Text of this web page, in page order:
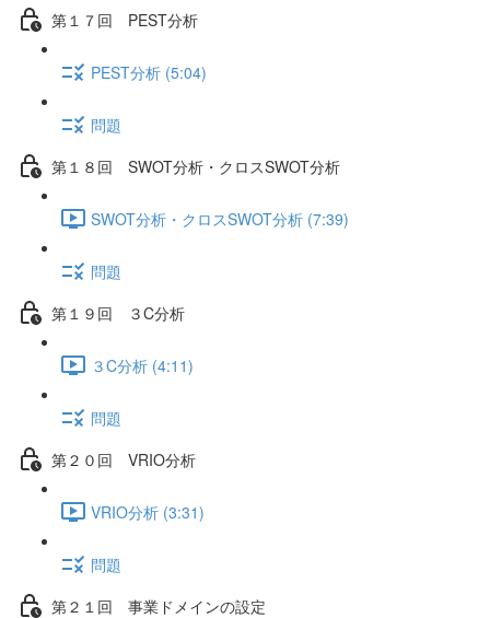
第１７回 PEST分析
PEST分析 (5:04)
問題
第１８回 SWOT分析・クロスSWOT分析
SWOT分析・クロスSWOT分析 (7:39)
問題
第１９回 ３C分析
３C分析 (4:11)
問題
第２０回 VRIO分析
VRIO分析 (3:31)
問題
第２１回 事業ドメインの設定